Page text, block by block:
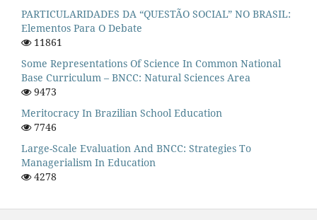
PARTICULARIDADES DA “QUESTÃO SOCIAL” NO BRASIL:
Elementos Para O Debate
11861
Some Representations Of Science In Common National
Base Curriculum – BNCC: Natural Sciences Area
9473
Meritocracy In Brazilian School Education
7746
Large-Scale Evaluation And BNCC: Strategies To
Managerialism In Education
4278